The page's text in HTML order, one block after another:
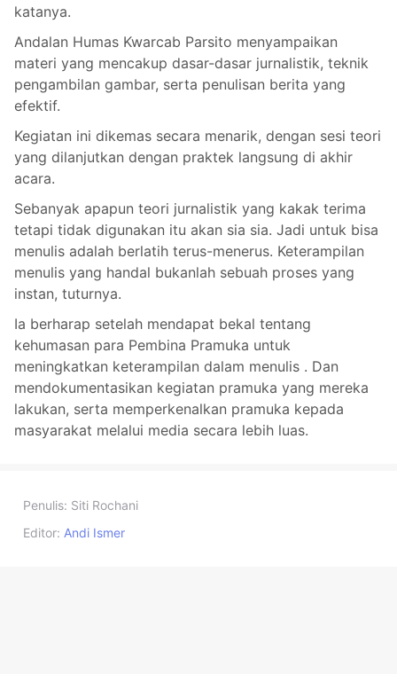
katanya.
Andalan Humas Kwarcab Parsito menyampaikan
materi yang mencakup dasar-dasar jurnalistik, teknik
pengambilan gambar, serta penulisan berita yang
efektif.
Kegiatan ini dikemas secara menarik, dengan sesi teori
yang dilanjutkan dengan praktek langsung di akhir
acara.
Sebanyak apapun teori jurnalistik yang kakak terima
tetapi tidak digunakan itu akan sia sia. Jadi untuk bisa
menulis adalah berlatih terus-menerus. Keterampilan
menulis yang handal bukanlah sebuah proses yang
instan, tuturnya.
Ia berharap setelah mendapat bekal tentang
kehumasan para Pembina Pramuka untuk
meningkatkan keterampilan dalam menulis . Dan
mendokumentasikan kegiatan pramuka yang mereka
lakukan, serta memperkenalkan pramuka kepada
masyarakat melalui media secara lebih luas.
Penulis: Siti Rochani
Editor: Andi Ismer